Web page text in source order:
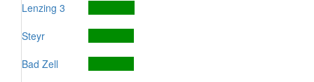
Lenzing 3
Steyr
Bad Zell